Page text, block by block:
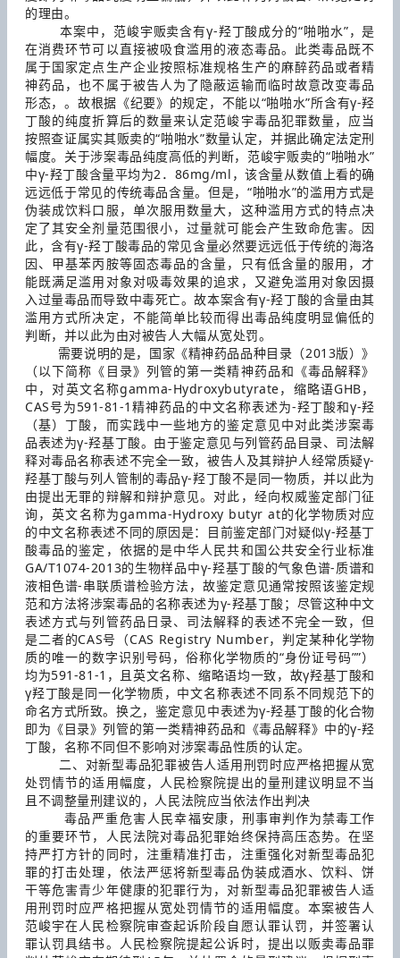
的理由。
本案中，范峻宇贩卖含有γ-羟丁酸成分的“啪啪水”，是
在消费环节可以直接被吸食滥用的液态毒品。此类毒品既不
属于国家定点生产企业按照标准规格生产的麻醉药品或者精
神药品，也不属于被告人为了隐蔽运输而临时故意改变毒品
形态，。故根据《纪要》的规定，不能以“啪啪水”所含有γ-羟
丁酸的纯度折算后的数量来认定范峻宇毒品犯罪数量，应当
按照查证属实其贩卖的“啪啪水”数量认定，并据此确定法定刑
幅度。关于涉案毒品纯度高低的判断，范峻宇贩卖的“啪啪水”
中γ-羟丁酸含量平均为2．86mg/ml，该含量从数值上看的确
远远低于常见的传统毒品含量。但是，“啪啪水”的滥用方式是
伪装成饮料口服，单次服用数量大，这种滥用方式的特点决
定了其安全剂量范围很小，过量就可能会产生致命危害。因
此，含有γ-羟丁酸毒品的常见含量必然要远远低于传统的海洛
因、甲基苯丙胺等固态毒品的含量，只有低含量的服用，才
能既满足滥用对象对吸毒效果的追求，又避免滥用对象因摄
入过量毒品而导致中毒死亡。故本案含有γ-羟丁酸的含量由其
滥用方式所决定，不能简单比较而得出毒品纯度明显偏低的
判断，并以此为由对被告人大幅从宽处罚。
需要说明的是，国家《精神药品品种目录（2013版）》
（以下简称《目录》列管的第一类精神药品和《毒品解释》
中，对英文名称gamma-Hydroxybutyrate，缩略语GHB，
CAS号为591-81-1精神药品的中文名称表述为-羟丁酸和γ-羟
（基）丁酸，而实践中一些地方的鉴定意见中对此类涉案毒
品表述为γ-羟基丁酸。由于鉴定意见与列管药品目录、司法解
释对毒品名称表述不完全一致，被告人及其辩护人经常质疑γ-
羟基丁酸与列人管制的毒品γ-羟丁酸不是同一物质，并以此为
由提出无罪的辩解和辩护意见。对此，经向权威鉴定部门征
询，英文名称为gamma-Hydroxy butyr at的化学物质对应
的中文名称表述不同的原因是：目前鉴定部门对疑似γ-羟基丁
酸毒品的鉴定，依据的是中华人民共和国公共安全行业标准
GA/T1074-2013的生物样品中γ-羟基丁酸的气象色谱-质谱和
液相色谱-串联质谱检验方法，故鉴定意见通常按照该鉴定规
范和方法将涉案毒品的名称表述为γ-羟基丁酸；尽管这种中文
表述方式与列管药品日录、司法解释的表述不完全一致，但
是二者的CAS号（CAS Registry Number，判定某种化学物
质的唯一的数字识别号码，俗称化学物质的“身份证号码””）
均为591-81-1，且英文名称、缩略语均一致，故γ羟基丁酸和
γ羟丁酸是同一化学物质，中文名称表述不同系不同规范下的
命名方式所致。换之，鉴定意见中表述为γ-羟基丁酸的化合物
即为《目录》列管的第一类精神药品和《毒品解释》中的γ-羟
丁酸，名称不同但不影响对涉案毒品性质的认定。
二、对新型毒品犯罪被告人适用刑罚时应严格把握从宽
处罚情节的适用幅度，人民检察院提出的量刑建议明显不当
且不调整量刑建议的，人民法院应当依法作出判决
毒品严重危害人民幸福安康，刑事审判作为禁毒工作
的重要环节，人民法院对毒品犯罪始终保持高压态势。在坚
持严打方针的同时，注重精准打击，注重强化对新型毒品犯
罪的打击处理，依法严惩将新型毒品伪装成酒水、饮料、饼
干等危害青少年健康的犯罪行为，对新型毒品犯罪被告人适
用刑罚时应严格把握从宽处罚情节的适用幅度。本案被告人
范峻宇在人民检察院审查起诉阶段自愿认罪认罚，并签署认
罪认罚具结书。人民检察院提起公诉时，提出以贩卖毒品罪